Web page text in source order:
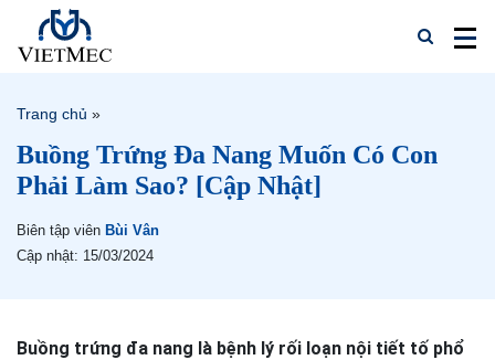
Trang chủ »
Buồng Trứng Đa Nang Muốn Có Con
Phải Làm Sao? [Cập Nhật]
Biên tập viên Bùi Vân
Cập nhật: 15/03/2024
Buồng trứng đa nang là bệnh lý rối loạn nội tiết tố phổ